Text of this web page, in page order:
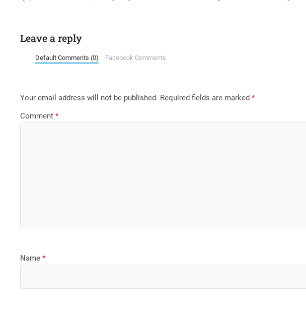
Leave a reply
Default Comments (0) Facebook Comments
Your email address will not be published. Required fields are marked*
Comment*
Name*